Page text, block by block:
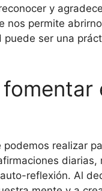
y
nos permite
ser una
realizar
reflexión. Al